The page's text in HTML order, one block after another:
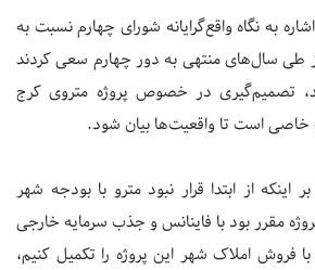
به نگاه واقع‌گرایانه شورای چهارم نسبت به
طی سال‌های منتهی به دور چهارم سعی کردند
تصمیم‌گیری در خصوص پروژه متروی کرج
است تا واقعیت‌ها بیان شود.
اینکه از ابتدا قرار نبود مترو با بودجه شهر
مقرر بود با فاینانس و جذب سرمایه خارجی
فروش املاک شهر این پروژه را تکمیل کنیم،